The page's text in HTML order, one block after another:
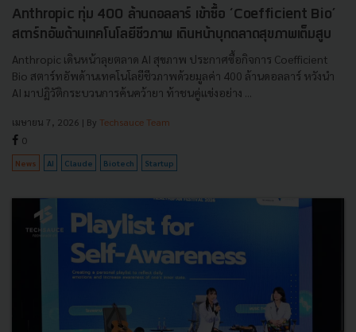
Anthropic ทุ่ม 400 ล้านดอลลาร์ เข้าซื้อ ‘Coefficient Bio’
สตาร์ทอัพด้านเทคโนโลยีชีวภาพ เดินหน้าบุกตลาดสุขภาพเต็มสูบ
Anthropic เดินหน้าลุยตลาด AI สุขภาพ ประกาศซื้อกิจการ Coefficient
Bio สตาร์ทอัพด้านเทคโนโลยีชีวภาพด้วยมูลค่า 400 ล้านดอลลาร์ หวังนำ
AI มาปฏิวัติกระบวนการค้นคว้ายา ท้าชนคู่แข่งอย่าง ...
เมษายน 7, 2026 | By Techsauce Team
0
News AI Claude Biotech Startup